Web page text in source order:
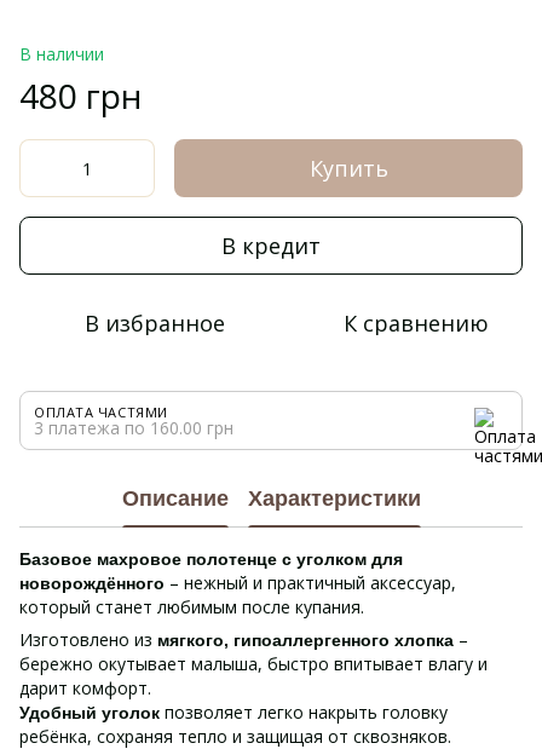
В наличии
480 грн
Купить
В кредит
В избранное К сравнению
ОПЛАТА ЧАСТЯМИ
3 платежа по 160.00 грн
Описание Характеристики
Базовое махровое полотенце с уголком для
новорождённого – нежный и практичный аксессуар,
который станет любимым после купания.
Изготовлено из мягкого, гипоаллергенного хлопка –
бережно окутывает малыша, быстро впитывает влагу и
дарит комфорт.
Удобный уголок позволяет легко накрыть головку
ребёнка, сохраняя тепло и защищая от сквозняков.